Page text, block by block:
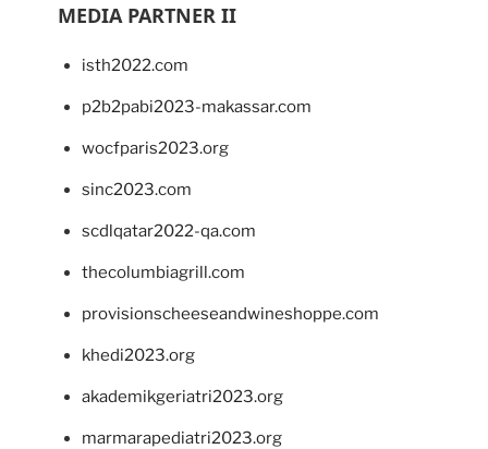
MEDIA PARTNER II
isth2022.com
p2b2pabi2023-makassar.com
wocfparis2023.org
sinc2023.com
scdlqatar2022-qa.com
thecolumbiagrill.com
provisionscheeseandwineshoppe.com
khedi2023.org
akademikgeriatri2023.org
marmarapediatri2023.org